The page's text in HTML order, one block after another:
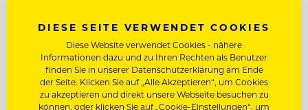
Entdecke alle Jobs
DIESE SEITE VERWENDET COOKIES
Diese Website verwendet Cookies - nähere
Informationen dazu und zu Ihren Rechten als Benutzer
finden Sie in unserer Datenschutzerklärung am Ende
der Seite. Klicken Sie auf „Alle Akzeptieren“, um Cookies
zu akzeptieren und direkt unsere Webseite besuchen zu
können, oder klicken Sie auf „Cookie-Einstellungen“, um